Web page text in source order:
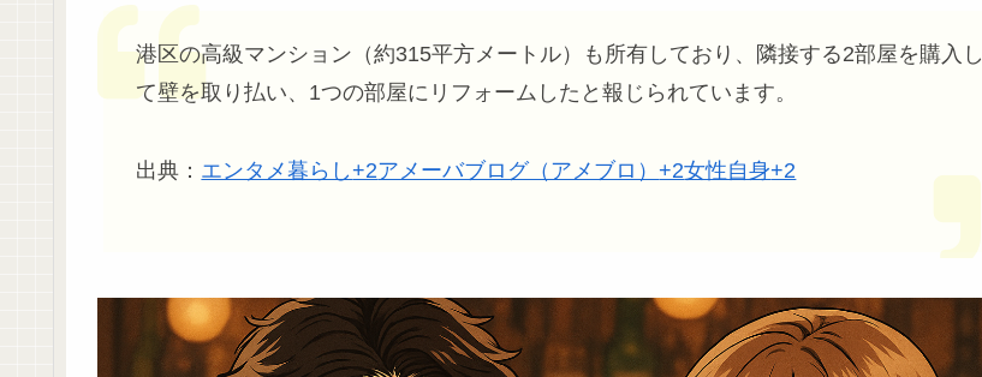
港区の高級マンション（約315平方メートル）も所有しており、隣接する2部屋を購入し
て壁を取り払い、1つの部屋にリフォームしたと報じられています。
出典： エンタメ暮らし+2アメーバブログ（アメブロ）+2女性自身+2